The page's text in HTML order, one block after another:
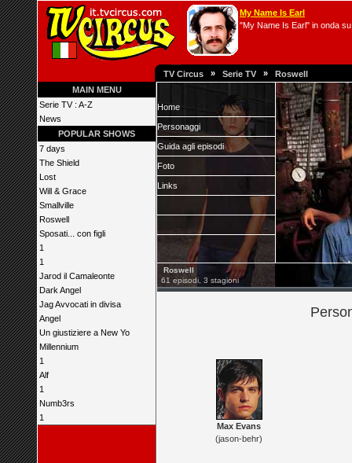
My Name Is Earl
"My Name Is Earl" in onda
TV Circus » Serie TV » Roswell
MAIN MENU
Serie TV : A-Z
News
POPULAR SHOWS
7 days
The Shield
Lost
Will & Grace
Smallville
Roswell
Sposati... con figli
1
1
Jarod il Camaleonte
Dark Angel
Jag Avvocati in divisa
Angel
Un giustiziere a New Yo
Millennium
1
Alf
1
Numb3rs
1
Home
Personaggi
Guida agli episodi
Foto
Links
Roswell
61 episodi, 3 stagioni
Max Evans
(jason-behr)